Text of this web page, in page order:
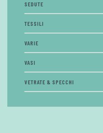
SEDUTE
TESSILI
VARIE
VASI
VETRATE & SPECCHI